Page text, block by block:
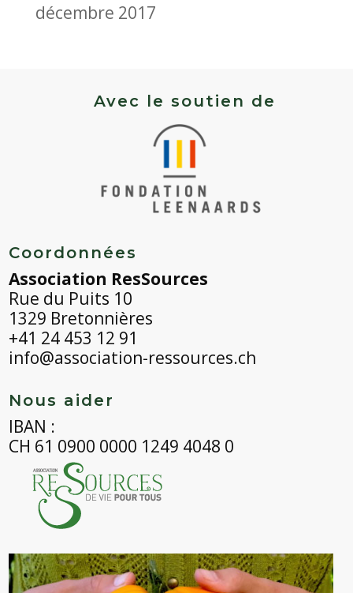
décembre 2017
Avec le soutien de
Coordonnées
Association ResSources
Rue du Puits 10
1329 Bretonnières
+41 24 453 12 91
info@association-ressources.ch
Nous aider
IBAN :
CH 61 0900 0000 1249 4048 0